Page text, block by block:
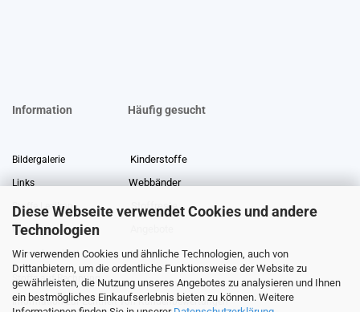
Diese Webseite verwendet Cookies und andere
Technologien
Wir verwenden Cookies und ähnliche Technologien, auch von
Drittanbietern, um die ordentliche Funktionsweise der Website zu
gewährleisten, die Nutzung unseres Angebotes zu analysieren und Ihnen
ein bestmögliches Einkaufserlebnis bieten zu können. Weitere
Information Häufig gesucht
Bildergalerie Kinderstoffe
Links Webbänder
Stoffe Lexikon Stoffreste
Über uns
Gewerberabatt Meterware
Stoffe auf Rechnung
Information zur Echtheit von Kundenbewertungen